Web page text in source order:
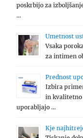
poskrbijo za
…
Umetnost
Vsaka
za intimen
Prednost
Izbira
in kvalitetno
uporabljajo …
Kje